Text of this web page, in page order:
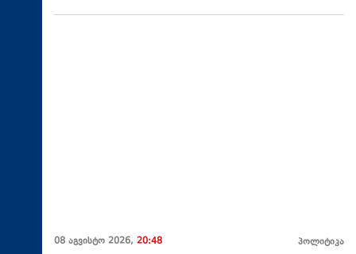
08 აგვისტო 2026, 20:48 პოლიტიკა